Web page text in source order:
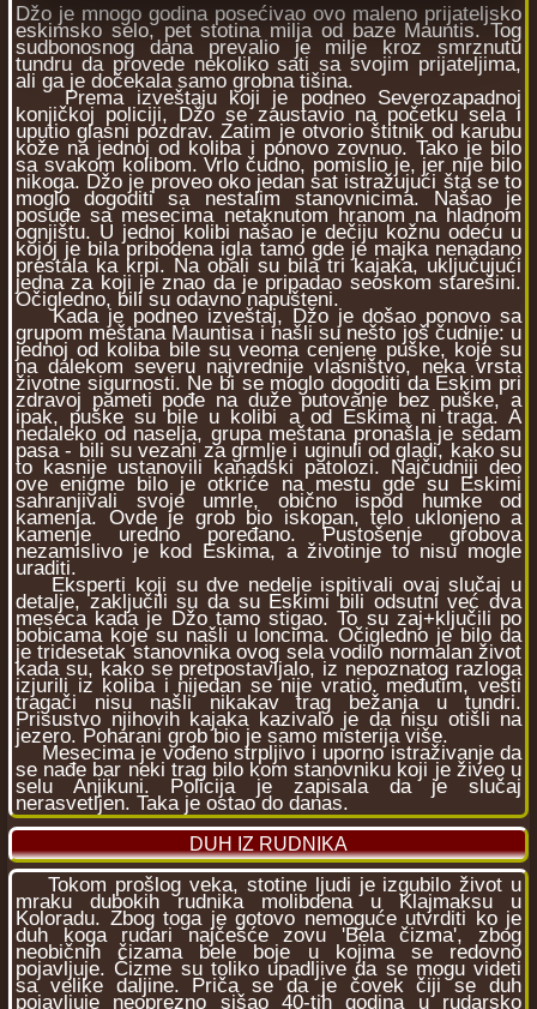
Džo je mnogo godina posećivao ovo maleno prijateljsko
eskimsko selo, pet stotina milja od baze Mauntis. Tog
sudbonosnog dana prevalio je milje kroz smrznutu
tundru da provede nekoliko sati sa svojim prijateljima,
ali ga je dočekala samo grobna tišina.
Prema izveštaju koji je podneo Severozapadnoj
konjičkoj policiji, Džo se zaustavio na početku sela i
uputio glasni pozdrav. Zatim je otvorio štitnik od karubu
kože na jednoj od koliba i ponovo zovnuo. Tako je bilo
sa svakom kolibom. Vrlo čudno, pomislio je, jer nije bilo
nikoga. Džo je proveo oko jedan sat istražujući šta se to
moglo dogoditi sa nestalim stanovnicima. Našao je
posuđe sa mesecima netaknutom hranom na hladnom
ognjištu. U jednoj kolibi našao je dečiju kožnu odeću u
kojoj je bila pribodena igla tamo gde je majka nenadano
prestala ka krpi. Na obali su bila tri kajaka, uključujući
jedna za koji je znao da je pripadao seoskom starešini.
Očigledno, bili su odavno napušteni.
Kada je podneo izveštaj, Džo je došao ponovo sa
grupom meštana Mauntisa i našli su nešto još čudnije: u
jednoj od koliba bile su veoma cenjene puške, koje su
na dalekom severu najvrednije vlasništvo, neka vrsta
životne sigurnosti. Ne bi se moglo dogoditi da Eskim pri
zdravoj pameti pođe na duže putovanje bez puške, a
ipak, puške su bile u kolibi a od Eskima ni traga. A
nedaleko od naselja, grupa meštana pronašla je sedam
pasa - bili su vezani za grmlje i uginuli od gladi, kako su
to kasnije ustanovili kanadski patolozi. Najčudniji deo
ove enigme bilo je otkriće na mestu gde su Eskimi
sahranjivali svoje umrle, obično ispod humke od
kamenja. Ovde je grob bio iskopan, telo uklonjeno a
kamenje uredno poređano. Pustošenje grobova
nezamislivo je kod Eskima, a životinje to nisu mogle
uraditi.
Eksperti koji su dve nedelje ispitivali ovaj slučaj u
detalje, zaključili su da su Eskimi bili odsutni već dva
meseca kada je Džo tamo stigao. To su zaj+ključili po
bobicama koje su našli u loncima. Očigledno je bilo da
je tridesetak stanovnika ovog sela vodilo normalan život
kada su, kako se pretpostavljalo, iz nepoznatog razloga
izjurili iz koliba i nijedan se nije vratio. međutim, vešti
tragači nisu našli nikakav trag bežanja u tundri.
Prisustvo njihovih kajaka kazivalo je da nisu otišli na
jezero. Poharani grob bio je samo misterija više.
Mesecima je vođeno strpljivo i uporno istraživanje da
se nađe bar neki trag bilo kom stanovniku koji je živeo u
selu Anjikuni. Policija je zapisala da je slučaj
nerasvetljen. Taka je ostao do danas.
DUH IZ RUDNIKA
Tokom prošlog veka, stotine ljudi je izgubilo život u
mraku dubokih rudnika molibdena u Klajmaksu u
Koloradu. Zbog toga je gotovo nemoguće utvrditi ko je
duh koga rudari najčešće zovu 'Bela čizma', zbog
neobičnih čizama bele boje u kojima se redovno
pojavljuje. Čizme su toliko upadljive da se mogu videti
sa velike daljine. Priča se da je čovek čiji se duh
pojavljuje neoprezno sišao 40-tih godina u rudarsko